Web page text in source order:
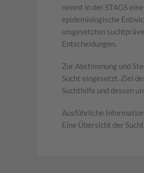
nimmt in der STAGS
epidemiologische
umgesetzten
Entscheidungen.
Zur Abstimmung und
Sucht eingesetzt. Ziel
Suchthilfe und dessen
Ausführliche
Eine Übersicht der